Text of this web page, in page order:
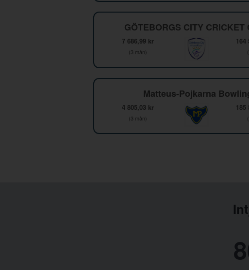
GÖTEBORGS CITY CRICKET
7 686,99 kr
(3 mån)
164
Matteus-Pojkarna
4 805,03 kr
(3 mån)
185